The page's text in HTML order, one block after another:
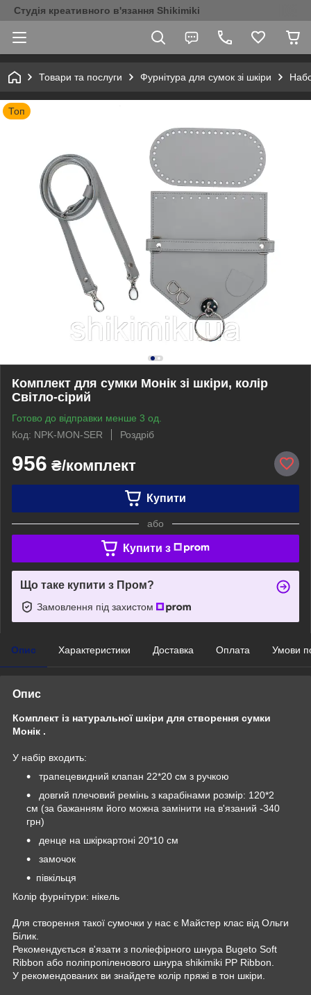
Студія креативного в'язання Shikimiki
Товари та послуги Фурнітура для сумок зі шкіри
Топ
Комплект для сумки Монік зі шкіри, колір
Світло-сірий
Готово до відправки менше 3 од.
Код: NPK-MON-SER
Роздріб
956 ₴/комплект
Купити
або
Купити з
Що таке купити з Пром?
Замовлення під захистом
Опис Характеристики Доставка Оплата Умови
Опис
Комплект із натуральної шкіри для створення сумки
Монік .
У набір входить:
трапецевидний клапан 22*20 см з ручкою
довгий плечовий ремінь з карабінами розмір: 120*2
см (за бажанням його можна замінити на в'язаний -340
грн)
денце на шкіркартоні 20*10 см
замочок
півкільця
Колір фурнітури: нікель
Для створення такої сумочки у нас є Майстер клас від Ольги
Білик.
Рекомендується в'язати з поліефірного шнура Bugeto Soft
Ribbon або поліпропіленового шнура shikimiki PP Ribbon.
У рекомендованих ви знайдете колір пряжі в тон шкіри.